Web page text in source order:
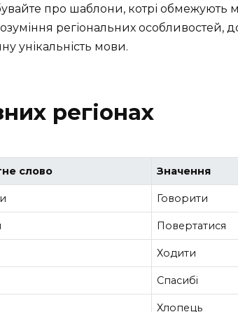
про шаблони, котрі обмежують
регіональних особливостей,
унікальність мови.
регіонах
слово Значення
Говорити
Повертатися
Ходити
Спасибі
Хлопець